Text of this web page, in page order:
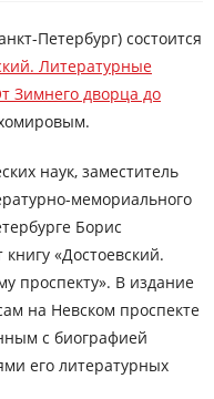
Петербург) состоится
Литературные
Зимнего дворца до
наук, заместитель
мемориального
Борис
«Достоевский.
проспекту». В издание
на Невском проспекте
с биографией
его литературных